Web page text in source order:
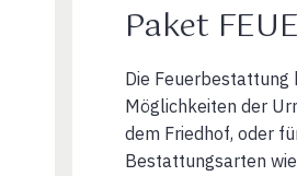
Paket
Die
Möglichkeiten der
dem Friedhof, oder
Bestattungsarten